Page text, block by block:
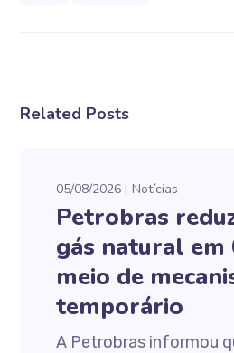
Related Posts
05/08/2026 Notícias
Petrobras
gás natural em
meio de
temporário
A Petrobras informou